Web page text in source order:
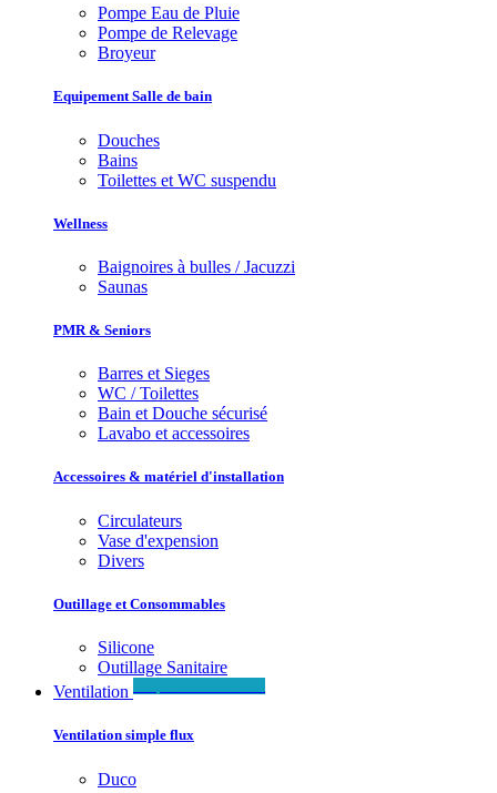
Pompe Eau de Pluie
Pompe de Relevage
Broyeur
Equipement Salle de bain
Douches
Bains
Toilettes et WC suspendu
Wellness
Baignoires à bulles / Jacuzzi
Saunas
PMR & Seniors
Barres et Sieges
WC / Toilettes
Bain et Douche sécurisé
Lavabo et accessoires
Accessoires & matériel d'installation
Circulateurs
Vase d'expension
Divers
Outillage et Consommables
Silicone
Outillage Sanitaire
Ventilation
Ventilation simple flux
Duco